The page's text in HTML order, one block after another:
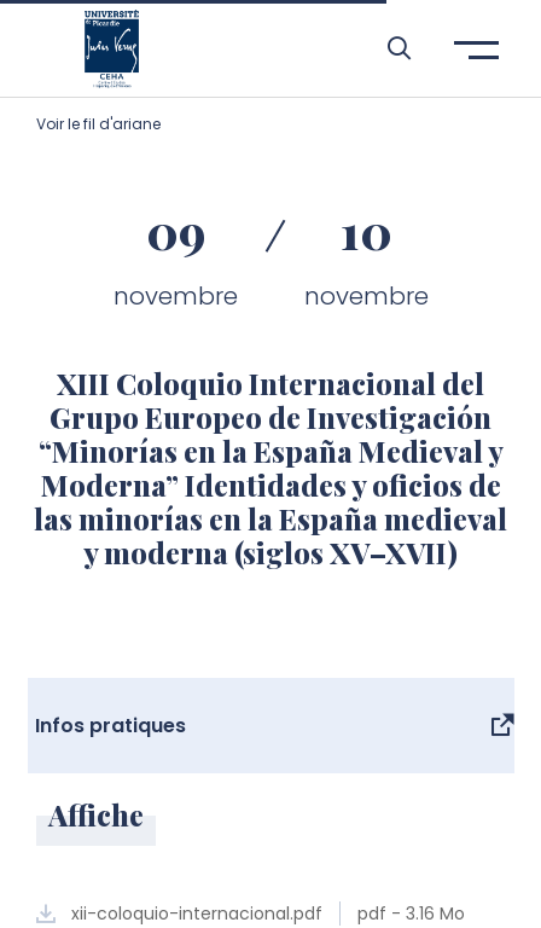
Aller à l’entête de page
Aller au menu principale
Aller au contenu principal
Aller à la recherche
Passer aux cookies
Aller au pied de page
Voir le fil d'ariane
09
novembre
10
novembre
XIII Coloquio Internacional del
Grupo Europeo de Investigación
“Minorías en la España Medieval y
Moderna” Identidades y oficios de
las minorías en la España medieval
y moderna (siglos XV–XVII)
Infos pratiques
Affiche
xii-coloquio-internacional.pdf pdf - 3.16 Mo